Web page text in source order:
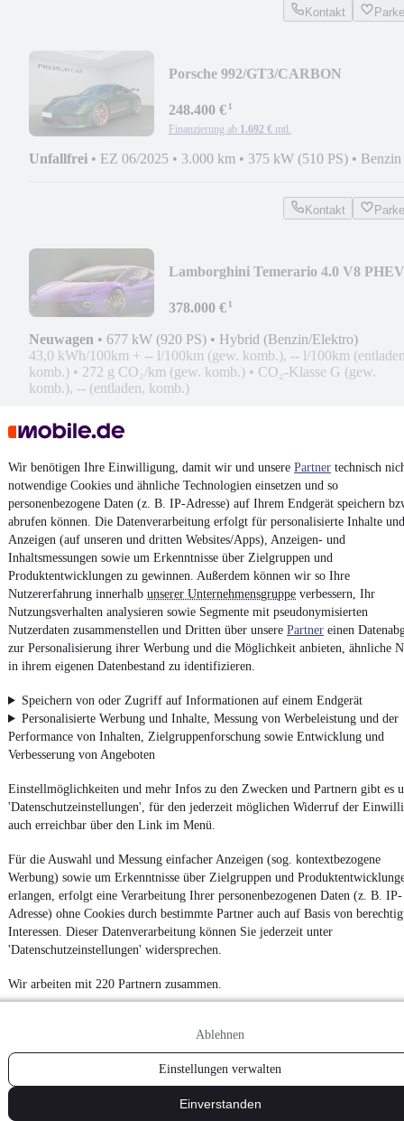
Wir benötigen Ihre Einwilligung, damit wir und unsere Partner technisch
notwendige Cookies und ähnliche Technologien einsetzen und so
personenbezogene Daten (z. B. IP-Adresse) auf Ihrem Endgerät speichern
abrufen können. Die Datenverarbeitung erfolgt für personalisierte Inhalte und
Anzeigen (auf unseren und dritten Websites/Apps), Anzeigen- und
Inhaltsmessungen sowie um Erkenntnisse über Zielgruppen und
Produktentwicklungen zu gewinnen. Außerdem können wir so Ihre
Nutzererfahrung innerhalb unserer Unternehmensgruppe verbessern, Ihr
Nutzungsverhalten analysieren sowie Segmente mit pseudonymisierten
Nutzerdaten zusammenstellen und Dritten über unsere Partner einen
zur Personalisierung ihrer Werbung und die Möglichkeit anbieten, ähnliche
in ihrem eigenen Datenbestand zu identifizieren.
Speichern von oder Zugriff auf Informationen auf einem Endgerät
Personalisierte Werbung und Inhalte, Messung von Werbeleistung und der
Performance von Inhalten, Zielgruppenforschung sowie Entwicklung und
Verbesserung von Angeboten
Einstellmöglichkeiten und mehr Infos zu den Zwecken und Partnern gibt es
'Datenschutzeinstellungen', für den jederzeit möglichen Widerruf der
auch erreichbar über den Link im Menü.
Für die Auswahl und Messung einfacher Anzeigen (sog. kontextbezogene
Werbung) sowie um Erkenntnisse über Zielgruppen und
erlangen, erfolgt eine Verarbeitung Ihrer personenbezogenen Daten (z. B. IP-
Adresse) ohne Cookies durch bestimmte Partner auch auf Basis von
Interessen. Dieser Datenverarbeitung können Sie jederzeit unter
'Datenschutzeinstellungen' widersprechen.
Wir arbeiten mit 220 Partnern zusammen.
Ablehnen
Einstellungen verwalten
Einverstanden
Kontakt
Porsche 992/GT3/CARBON
248.400 €¹
Finanzierung ab 1.692 € mtl.
Unfallfrei • EZ 06/2025 • 3.000 km • 375 kW (510 PS) • Benzin
Kontakt
Lamborghini Temerario 4.0 V8 PHEV
378.000 €¹
Neuwagen • 677 kW (920 PS) • Hybrid (Benzin/Elektro)
43,0 kWh/100km + -- l/100km (gew. komb.), -- l/100km
komb.) • 272 g CO₂/km (gew. komb.) • CO₂-Klasse G (gew.
komb.), -- (entladen, komb.)
¹MwSt. ausweisbar
4.6 Sterne
Nutze mobile.de schnell und einfach
App installieren
Impressum
Vertrag widerrufen
Datenschutz
Erklärung zur Barrierefreiheit
Report Security Vulnerability (English)
Powered by
Entdecke Kleinwagen ,SUVund Wohnmobile und mehr bei
mobile.de